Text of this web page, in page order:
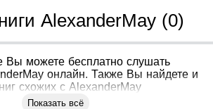
AlexanderMay (0)
Вы можете бесплатно слушать
онлайн. Также Вы найдете и
схожих с AlexanderMay
Показать всё